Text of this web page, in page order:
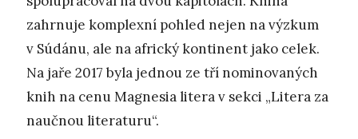
zahrnuje komplexní pohled nejen na výzkum
v Súdánu, ale na africký kontinent jako celek.
Na jaře 2017 byla jednou ze tří nominovaných
knih na cenu Magnesia litera v sekci „Litera za
naučnou literaturu“.